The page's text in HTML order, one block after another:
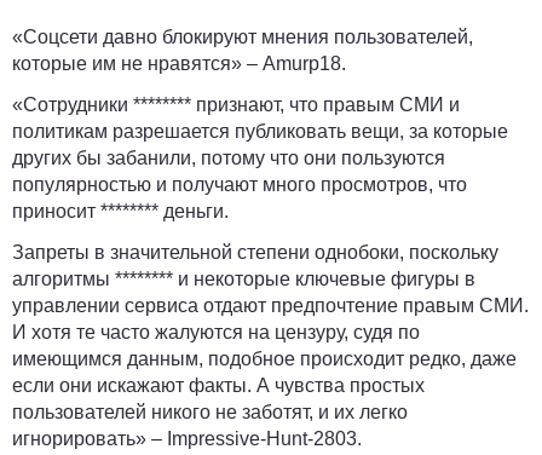
«Соцсети давно блокируют мнения пользователей,
которые им не нравятся» – Amurp18.
«Сотрудники ******** признают, что правым СМИ и
политикам разрешается публиковать вещи, за которые
других бы забанили, потому что они пользуются
популярностью и получают много просмотров, что
приносит ******** деньги.
Запреты в значительной степени однобоки, поскольку
алгоритмы ******** и некоторые ключевые фигуры в
управлении сервиса отдают предпочтение правым СМИ.
И хотя те часто жалуются на цензуру, судя по
имеющимся данным, подобное происходит редко, даже
если они искажают факты. А чувства простых
пользователей никого не заботят, и их легко
игнорировать» – Impressive-Hunt-2803.